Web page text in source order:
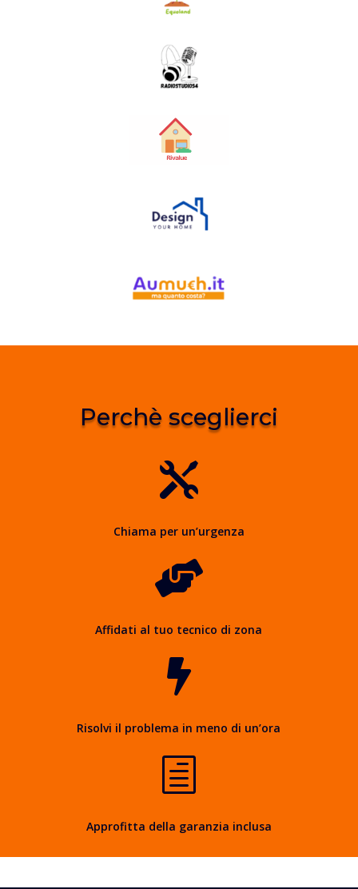
Perchè sceglierci

Chiama per un’urgenza

Affidati al tuo tecnico di zona

Risolvi il problema in meno di un’ora
h
Approfitta della garanzia inclusa